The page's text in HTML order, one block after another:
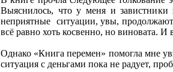
Выяснилось, что у меня и завистники
неприятные ситуации, увы,
всё равно хоть косвенно, но виновата. И
Однако «Книга перемен» помогла мне
ситуация с деньгами пока не радует,